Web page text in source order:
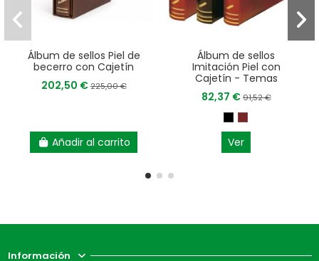
Álbum de sellos Piel de
becerro con Cajetín
202,50 €225,00 €
Añadir al carrito
Álbum de sellos
Imitación Piel con
Cajetín - Temas
82,37 €91,52 €
Ver
Información